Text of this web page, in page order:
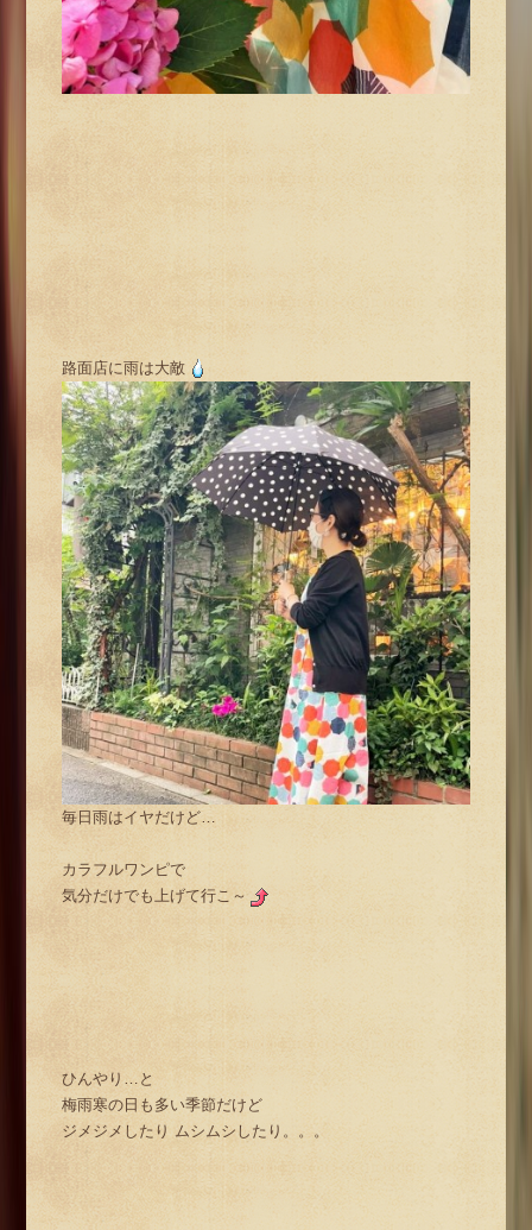
路面店に雨は大敵
毎日雨はイヤだけど…
カラフルワンピで
気分だけでも上げて行こ～
ひんやり…と
梅雨寒の日も多い季節だけど
ジメジメしたり ムシムシしたり。。。